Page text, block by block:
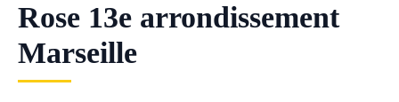
Rose 13e arrondissement
Marseille